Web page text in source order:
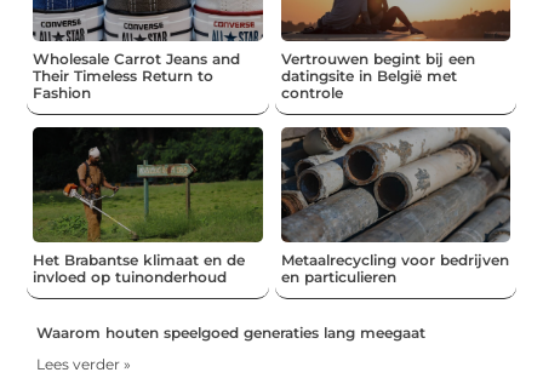
Wholesale Carrot Jeans and
Their Timeless Return to
Fashion
Vertrouwen begint bij een
datingsite in België met
controle
Het Brabantse klimaat en de
invloed op tuinonderhoud
Metaalrecycling voor bedrijven
en particulieren
Waarom houten speelgoed generaties lang meegaat
Lees verder »